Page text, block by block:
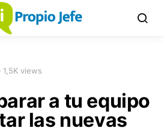
1,5K views
a tu equipo
las nuevas